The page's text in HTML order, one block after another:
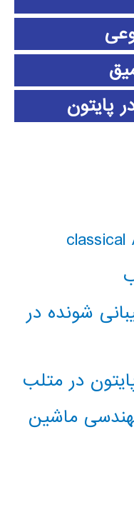
پایتون
شونده در
در متلب
ماشین